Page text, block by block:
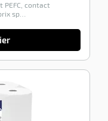
PEFC, contact
sp…